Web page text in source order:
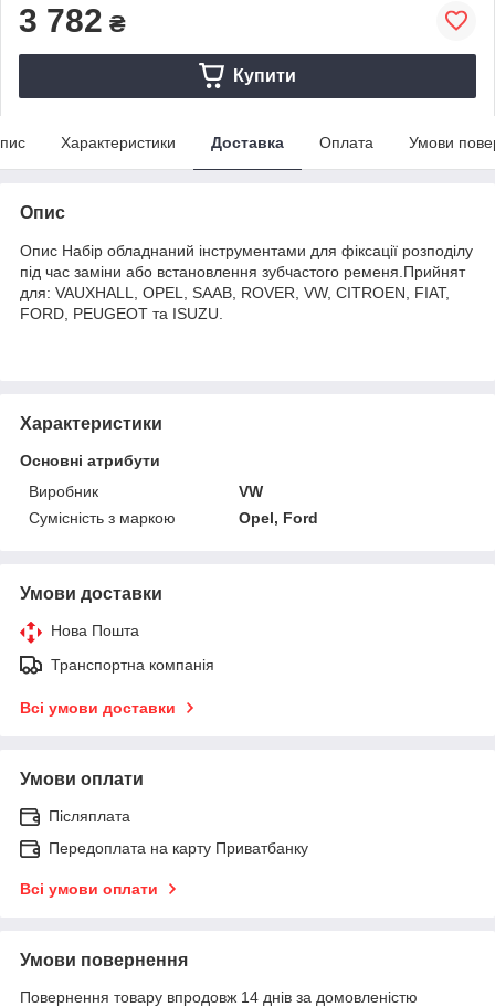
3 782 ₴
Купити
Характеристики Доставка Оплата Умови
Опис
Опис Набір обладнаний інструментами для фіксації розподілу
під час заміни або встановлення зубчастого ременя.Прийнят
для: VAUXHALL, OPEL, SAAB, ROVER, VW, CITROEN, FIAT,
FORD, PEUGEOT та ISUZU.
Характеристики
Основні атрибути
Виробник
VW
Сумісність з маркою
Opel, Ford
Умови доставки
Нова Пошта
Транспортна компанія
Всі умови доставки
Умови оплати
Післяплата
Передоплата на карту Приватбанку
Всі умови оплати
Умови повернення
Повернення товару впродовж 14 днів за домовленістю